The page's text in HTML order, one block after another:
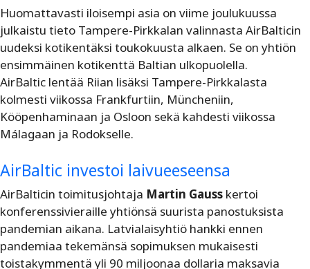
Huomattavasti iloisempi asia on viime joulukuussa
julkaistu tieto Tampere-Pirkkalan valinnasta AirBalticin
uudeksi kotikentäksi toukokuusta alkaen. Se on yhtiön
ensimmäinen kotikenttä Baltian ulkopuolella.
AirBaltic lentää Riian lisäksi Tampere-Pirkkalasta
kolmesti viikossa Frankfurtiin, Müncheniin,
Kööpenhaminaan ja Osloon sekä kahdesti viikossa
Málagaan ja Rodokselle.
AirBaltic investoi laivueeseensa
AirBalticin toimitusjohtaja Martin Gauss kertoi
konferenssivieraille yhtiönsä suurista panostuksista
pandemian aikana. Latvialaisyhtiö hankki ennen
pandemiaa tekemänsä sopimuksen mukaisesti
toistakymmentä yli 90 miljoonaa dollaria maksavia